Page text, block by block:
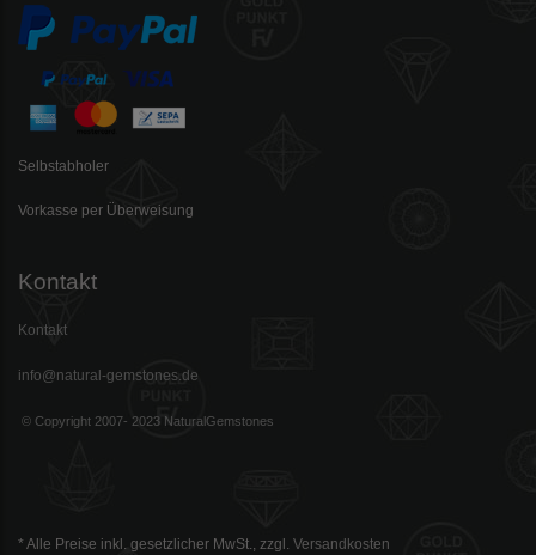
Selbstabholer
Vorkasse per Überweisung
Kontakt
Kontakt
info@natural-gemstones.de
© Copyright 2007- 2023 NaturalGemstones
* Alle Preise inkl. gesetzlicher MwSt., zzgl. Versandkosten